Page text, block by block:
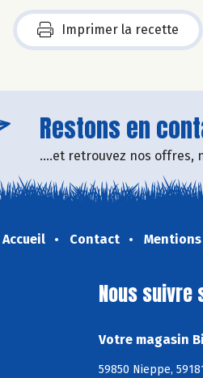
Imprimer la recette
Restons en
....et retrouvez nos offres,
Accueil Contact
Nous suivre
Votre magasin
59850 Nieppe,